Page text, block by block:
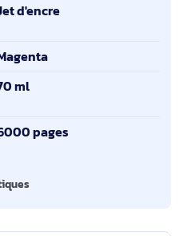
d'encre
ml
pages